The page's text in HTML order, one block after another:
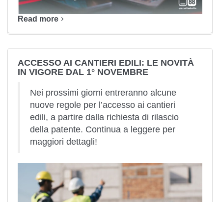
Read more
ACCESSO AI CANTIERI EDILI: LE NOVITÀ
IN VIGORE DAL 1° NOVEMBRE
Nei prossimi giorni entreranno alcune
nuove regole per l’accesso ai cantieri
edili, a partire dalla richiesta di rilascio
della patente. Continua a leggere per
maggiori dettagli!